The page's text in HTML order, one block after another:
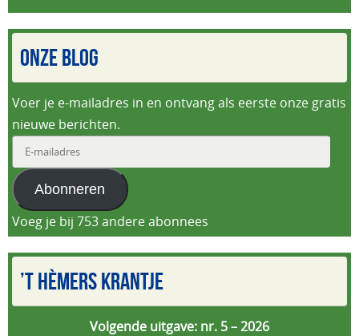
ONZE BLOG
Voer je e-mailadres in en ontvang als eerste onze gratis
nieuwe berichten.
mailadres
Abonneren
Voeg je bij 753 andere abonnees
’T HÈMERS KRANTJE
Volgende uitgave: nr. 5 – 2026